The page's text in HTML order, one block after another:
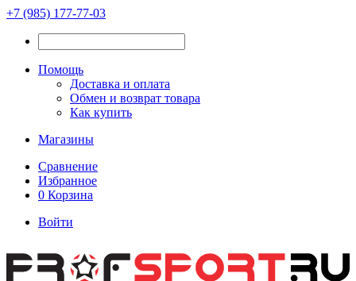
+7 (985) 177-77-03
Помощь
Доставка и оплата
Обмен и возврат товара
Как купить
Магазины
Сравнение
Избранное
0 Корзина
Войти